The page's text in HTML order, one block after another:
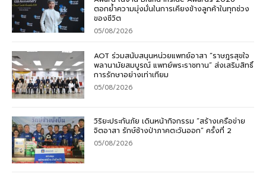
ตอกย้ำความมุ่งมั่นในการเคียงข้างลูกค้าในทุกช่วง
ของชีวิต
05/08/2026
AOT ร่วมสนับสนุนหน่วยแพทย์อาสา “ราษฎรสุขใจ
พลานามัยสมบูรณ์ แพทย์พระราชทาน” ส่งเสริมสิทธิ์
การรักษาอย่างเท่าเทียม
05/08/2026
วิริยะประกันภัย เดินหน้ากิจกรรม “สร้างเครือข่าย
จิตอาสา รักษ์ช้างป่าภาคตะวันออก” ครั้งที่ 2
05/08/2026